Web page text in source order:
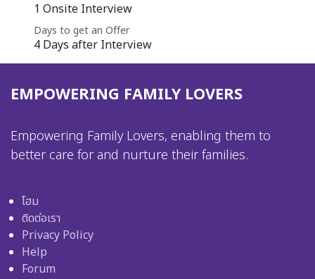
1 Onsite Interview
Days to get an Offer
4 Days after Interview
EMPOWERING FAMILY LOVERS
Empowering Family Lovers, enabling them to
better care for and nurture their families.
โฮม
ติดต่อเรา
Privacy Policy
Help
Forum